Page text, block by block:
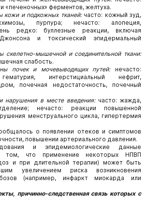
«печеночных» ферментов, желтуха.
кожи и подкожных тканей:часто: кожный зуд,
пурпура; нечасто: алопеция,
редко: буллезные реакции, включая
и токсический эпидермальный
скелетно-мышечной и соединительной ткани:
слабость.
почек и мочевыводящих путей:нечасто:
интерстициальный нефрит,
почечная недостаточность, почечный
нарушения в месте введения:часто: жажда,
нечасто: реакции повышенной
менструального цикла, гипертермия
о появлении отеков и симптомов
повышении артериального давления.
и эпидемиологические данные
том, что применение некоторых НПВП
и при длительной терапии) может быть
увеличением риска возникновения
(например, инфаркт миокарда или
причинно-следственная связь которых с